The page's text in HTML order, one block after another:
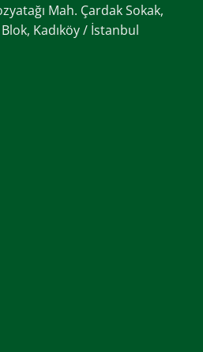
Mah. Çardak Sokak,
Kadıköy / İstanbul